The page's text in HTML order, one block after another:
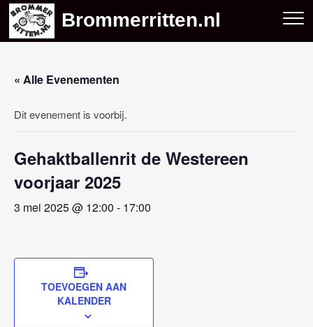
Skip
content
Brommerritten.nl
« Alle Evenementen
Dit evenement is voorbij.
Gehaktballenrit de Westereen
voorjaar 2025
3 mei 2025 @ 12:00 - 17:00
TOEVOEGEN AAN
KALENDER